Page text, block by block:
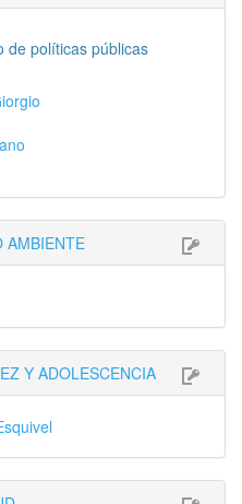
de políticas públicas
AMBIENTE
Y ADOLESCENCIA